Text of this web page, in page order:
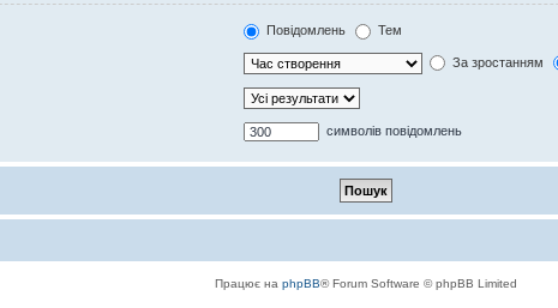
Повідомлень Тем
За зростанням
символів повідомлень
Працює на phpBB® Forum Software © phpBB Limited